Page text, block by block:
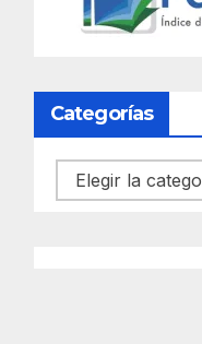
Categorías
Categorías